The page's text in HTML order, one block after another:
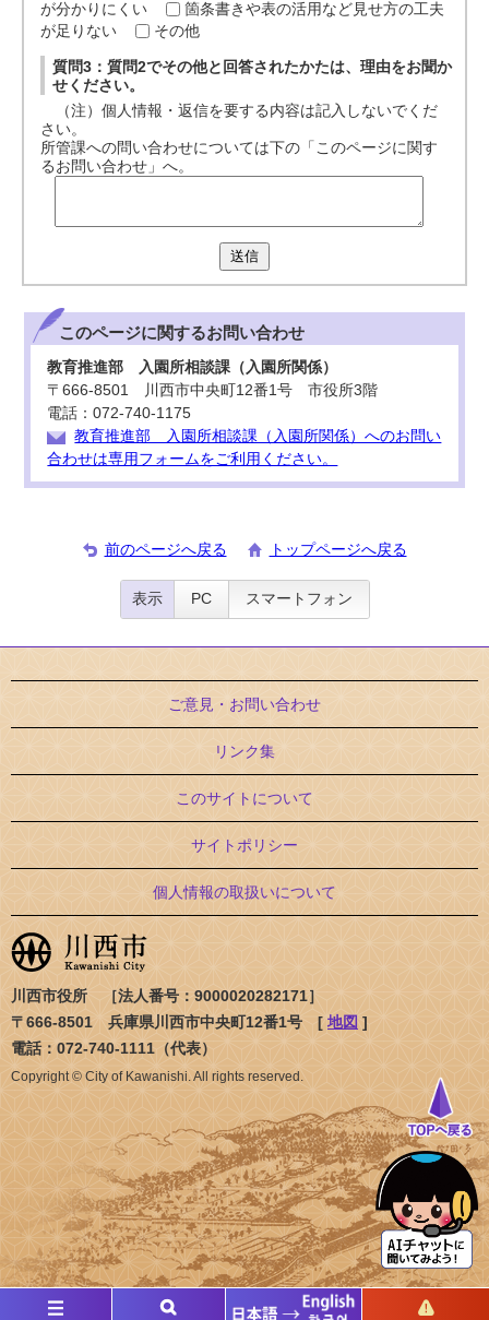
が分かりにくい
箇条書きや表の活用など見せ方の工夫
が足りない
その他
質問3：質問2でその他と回答されたかたは、理由をお聞か
せください。
（注）個人情報・返信を要する内容は記入しないでくだ
さい。
所管課への問い合わせについては下の「このページに関す
るお問い合わせ」へ。
送信
このページに関するお問い合わせ
教育推進部 入園所相談課（入園所関係）
〒666-8501 川西市中央町12番1号 市役所3階
電話：072-740-1175
教育推進部 入園所相談課（入園所関係）へのお問い
合わせは専用フォームをご利用ください。
前のページへ戻る トップページへ戻る
表示 PC スマートフォン
ご意見・お問い合わせ
リンク集
このサイトについて
サイトポリシー
個人情報の取扱いについて
川西市役所 ［法人番号：9000020282171］
〒666-8501 兵庫県川西市中央町12番1号 [ 地図 ]
電話：072-740-1111（代表）
Copyright © City of Kawanishi. All rights reserved.